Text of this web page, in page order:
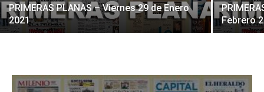
PRIMERAS PLANAS – Viernes 29 de Enero
2021
Febrero